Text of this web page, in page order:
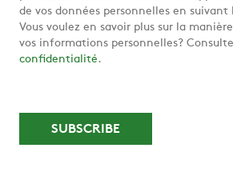
de vos données personnelles en suivant
Vous voulez en savoir plus sur la
vos informations personnelles?
confidentialité.